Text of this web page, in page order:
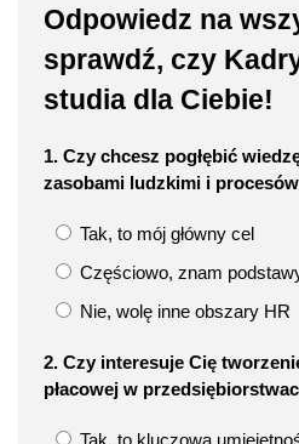
Odpowiedz na
sprawdź, czy
studia dla Ciebie!
1. Czy chcesz pogłębić
zasobami ludzkimi i
Tak, to mój główny cel
Częściowo, znam
Nie, wolę inne obszary HR
2. Czy interesuje Cię
płacowej w
Tak, to kluczowa